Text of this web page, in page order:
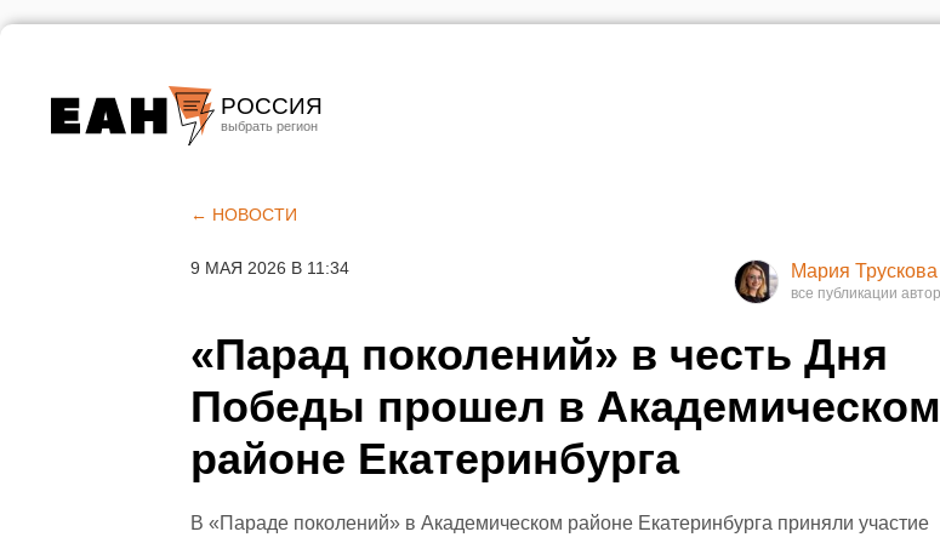
РОССИЯ
Челябинск
← НОВОСТИ
9 МАЯ 2026 В 11:34 Мария Трускова
«Парад поколений» в честь Дня
Победы прошел в Академическом
районе Екатеринбурга
В «Параде поколений» в Академическом районе Екатеринбурга приняли участие